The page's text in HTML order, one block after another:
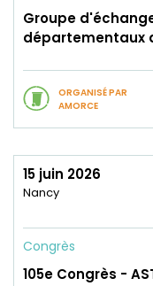
Groupe
départementaux
ORGANISÉ PAR
AMORCE
15 juin 2026
Nancy
Congrès
105e Congrès -